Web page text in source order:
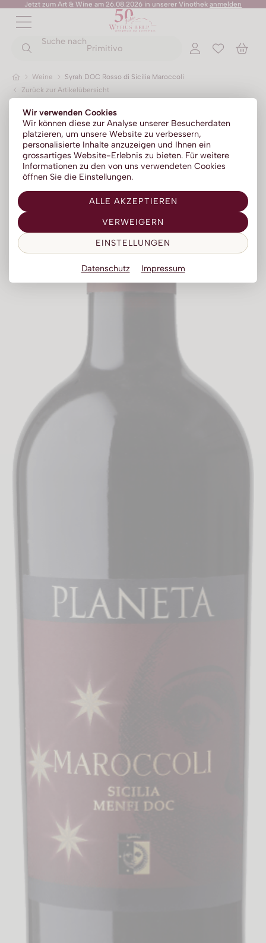
Wir verwenden Cookies
Wir können diese zur Analyse unserer Besucherdaten
platzieren, um unsere Website zu verbessern,
personalisierte Inhalte anzuzeigen und Ihnen ein
grossartiges Website-Erlebnis zu bieten. Für weitere
Informationen zu den von uns verwendeten Cookies
öffnen Sie die Einstellungen.
ALLE AKZEPTIEREN
VERWEIGERN
EINSTELLUNGEN
Datenschutz Impressum
Jetzt zum Art & Wine am 26.08.2026 in unserer Vinothek anmelden
Suche nach
Primitivo
Weine
Syrah DOC Rosso di Sicilia Maroccoli
Zurück zur Artikelübersicht
ZURÜCK
Champagner
Prosecco
Franciacorta
Sparkling
Méthode traditionelle
ZURÜCK
Portwein
Absinth
Aperitif | Bitter
Calvados
Cognac | Armagnac
Gin
Grappa | Tresterbrand
Likör
Obstbrand
ZURÜCK
No Alc - Sparkling
No Alc - Stillwein
No Alc - Aperitif
No Alc - RTD Mixgetränke
Low Alc - Sparkling
Low Alc - Stillwein
ZURÜCK
Sommer-Sale
ZURÜCK
Senza Parole
Kylie Minogue Wines
Elton John Zero
AZZERIO
Tosone
Mavrio
Silentium